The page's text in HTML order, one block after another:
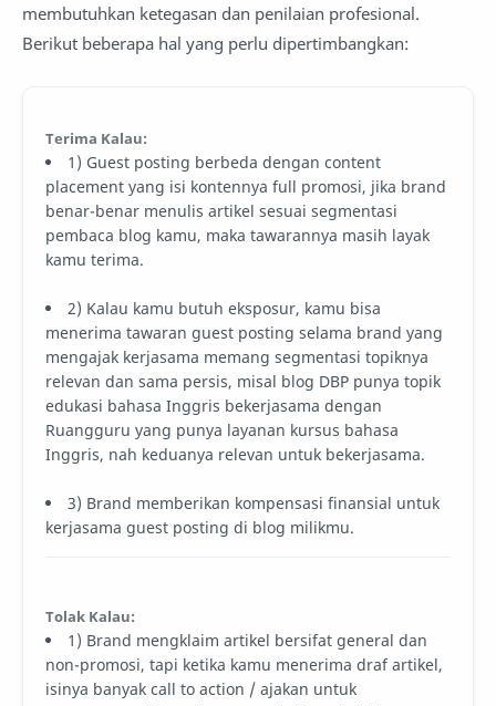
membutuhkan ketegasan dan penilaian profesional.
Berikut beberapa hal yang perlu dipertimbangkan:
Terima Kalau:
1) Guest posting berbeda dengan content
placement yang isi kontennya full promosi, jika brand
benar-benar menulis artikel sesuai segmentasi
pembaca blog kamu, maka tawarannya masih layak
kamu terima.
2) Kalau kamu butuh eksposur, kamu bisa
menerima tawaran guest posting selama brand yang
mengajak kerjasama memang segmentasi topiknya
relevan dan sama persis, misal blog DBP punya topik
edukasi bahasa Inggris bekerjasama dengan
Ruangguru yang punya layanan kursus bahasa
Inggris, nah keduanya relevan untuk bekerjasama.
3) Brand memberikan kompensasi finansial untuk
kerjasama guest posting di blog milikmu.
Tolak Kalau:
1) Brand mengklaim artikel bersifat general dan
non-promosi, tapi ketika kamu menerima draf artikel,
isinya banyak call to action / ajakan untuk